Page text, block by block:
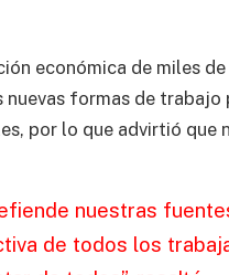
económica de miles
formas de
por lo que advirtió que
nuestras
de todos los